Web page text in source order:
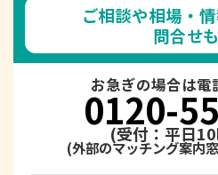
ご相談や相場・
問合せ
お急ぎの場合は
0120-
(受付：平日